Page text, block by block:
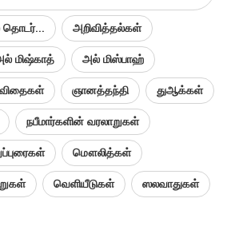
அறிவித்தல்கள்
மிஷ்காத் அல் மிஸ்பாஹ்
ஞானத்தந்தி துஆக்கள்
நபீமார்களின் வரலாறுகள்
மௌலித்கள்
வெளியீடுகள் ஸலவாதுகள்